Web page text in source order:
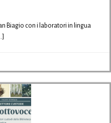
Biagio con i laboratori in lingua